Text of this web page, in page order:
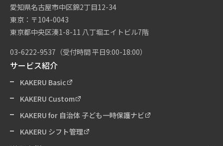
愛知県名古屋市中区錦2丁目12-34
東京：〒104-0043
東京都中央区湊1-8-11 八丁堀エイトビル7階
03-6222-9537 （受付時間 平日9:00-18:00）
サービス紹介
KAKERU Basic
KAKERU Custom
KAKERU for 自治体 子ども一時保護ナビ
KAKERU シフト管理